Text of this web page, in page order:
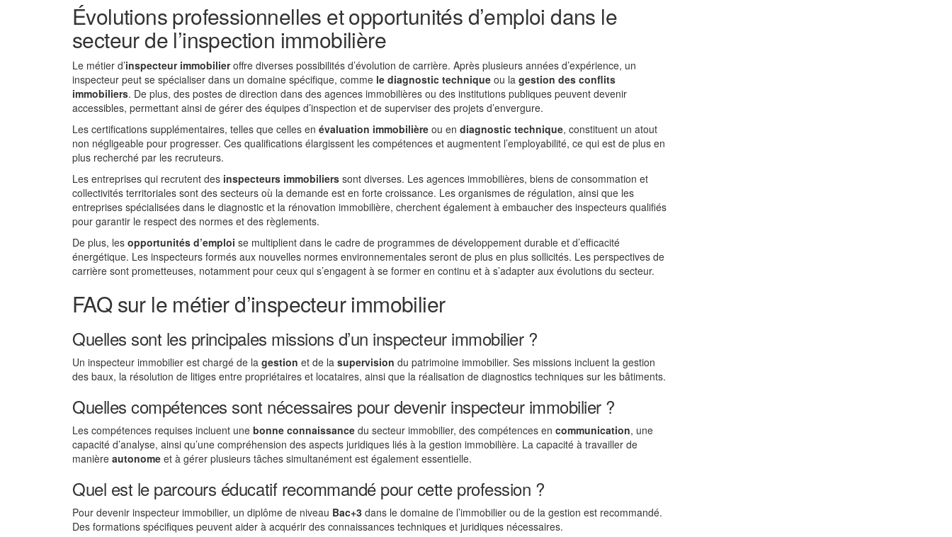
Évolutions professionnelles et opportunités d’emploi dans le
secteur de l’inspection immobilière
Le métier d’inspecteur immobilieroffre diverses possibilités d’évolution de carrière. Après plusieurs années d’expérience, un
inspecteur peut se spécialiser dans un domaine spécifique, comme le diagnostic technique ou la gestion des conflits
immobiliers. De plus, des postes de direction dans des agences immobilières ou des institutions publiques peuvent devenir
accessibles, permettant ainsi de gérer des équipes d’inspection et de superviser des projets d’envergure.
Les certifications supplémentaires, telles que celles en évaluation immobilière ou en diagnostic technique, constituent un atout
non négligeable pour progresser. Ces qualifications élargissent les compétences et augmentent l’employabilité, ce qui est de plus en
plus recherché par les recruteurs.
Les entreprises qui recrutent des inspecteurs immobiliers sont diverses. Les agences immobilières, biens de consommation et
collectivités territoriales sont des secteurs où la demande est en forte croissance. Les organismes de régulation, ainsi que les
entreprises spécialisées dans le diagnostic et la rénovation immobilière, cherchent également à embaucher des inspecteurs qualifiés
pour garantir le respect des normes et des règlements.
De plus, les opportunités d’emploi se multiplient dans le cadre de programmes de développement durable et d’efficacité
énergétique. Les inspecteurs formés aux nouvelles normes environnementales seront de plus en plus sollicités. Les perspectives de
carrière sont prometteuses, notamment pour ceux qui s’engagent à se former en continu et à s’adapter aux évolutions du secteur.
FAQ sur le métier d’inspecteur immobilier
Quelles sont les principales missions d’un inspecteur immobilier ?
Un inspecteur immobilier est chargé de la gestion et de la supervision du patrimoine immobilier. Ses missions incluent la gestion
des baux, la résolution de litiges entre propriétaires et locataires, ainsi que la réalisation de diagnostics techniques sur les bâtiments.
Quelles compétences sont nécessaires pour devenir inspecteur immobilier ?
Les compétences requises incluent une bonne connaissance du secteur immobilier, des compétences en communication, une
capacité d’analyse, ainsi qu’une compréhension des aspects juridiques liés à la gestion immobilière. La capacité à travailler de
manière autonome et à gérer plusieurs tâches simultanément est également essentielle.
Quel est le parcours éducatif recommandé pour cette profession ?
Pour devenir inspecteur immobilier, un diplôme de niveau Bac+3 dans le domaine de l’immobilier ou de la gestion est recommandé.
Des formations spécifiques peuvent aider à acquérir des connaissances techniques et juridiques nécessaires.